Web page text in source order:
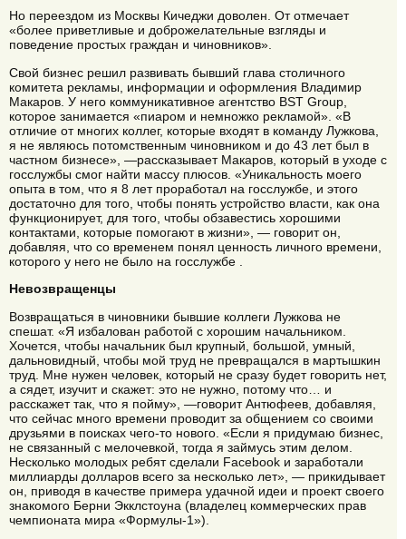
Но переездом из Москвы Кичеджи доволен. От отмечает
«более приветливые и доброжелательные взгляды и
поведение простых граждан и чиновников».
Свой бизнес решил развивать бывший глава столичного
комитета рекламы, информации и оформления Владимир
Макаров. У него коммуникативное агентство BST Group,
которое занимается «пиаром и немножко рекламой». «В
отличие от многих коллег, которые входят в команду Лужкова,
я не являюсь потомственным чиновником и до 43 лет был в
частном бизнесе», —рассказывает Макаров, который в уходе с
госслужбы смог найти массу плюсов. «Уникальность моего
опыта в том, что я 8 лет проработал на госслужбе, и этого
достаточно для того, чтобы понять устройство власти, как она
функционирует, для того, чтобы обзавестись хорошими
контактами, которые помогают в жизни», — говорит он,
добавляя, что со временем понял ценность личного времени,
которого у него не было на госслужбе .
Невозвращенцы
Возвращаться в чиновники бывшие коллеги Лужкова не
спешат. «Я избалован работой с хорошим начальником.
Хочется, чтобы начальник был крупный, большой, умный,
дальновидный, чтобы мой труд не превращался в мартышкин
труд. Мне нужен человек, который не сразу будет говорить нет,
а сядет, изучит и скажет: это не нужно, потому что… и
расскажет так, что я пойму», —говорит Антюфеев, добавляя,
что сейчас много времени проводит за общением со своими
друзьями в поисках чего-то нового. «Если я придумаю бизнес,
не связанный с мелочевкой, тогда я займусь этим делом.
Несколько молодых ребят сделали Facebook и заработали
миллиарды долларов всего за несколько лет», — прикидывает
он, приводя в качестве примера удачной идеи и проект своего
знакомого Берни Экклстоуна (владелец коммерческих прав
чемпионата мира «Формулы-1»).